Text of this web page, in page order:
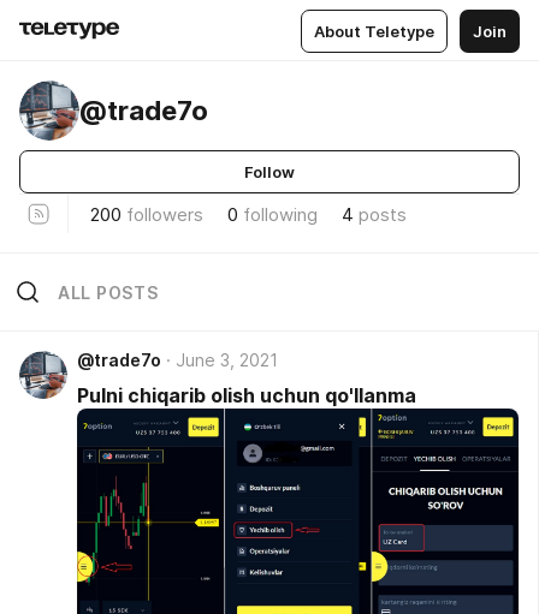
About Teletype Join
@trade7o
Follow
200 followers 0 following 4 posts
ALL POSTS
@trade7o June 3, 2021
Pulni chiqarib olish uchun qo'llanma